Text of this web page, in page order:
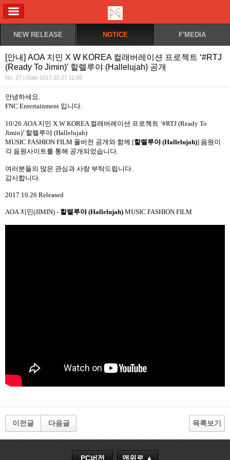
NEW RELEASE NOTICE F'MEDIA
[안내] AOA 지민 X W KOREA 컬래버레이션 프로젝트 ‘#RTJ
(Ready To Jimin)’ 할렐루야 (Hallelujah) 공개
No. 27 | Date 2017.10.27 11:08
안녕하세요.
FNC Entertainment 입니다.
10/26 AOA 지민 X W KOREA 컬래버레이션 프로젝트 ‘#RTJ (Ready To
Jimin)’ 할렐루야 (Hallelujah)
MUSIC FASHION FILM 풀버전 공개와 함께 [할렐루야(Hallelujah)] 음원이
각 음원사이트를 통해 공개되었습니다.
여러분들의 많은 관심과 사랑 부탁드립니다.
감사합니다.
2017.10.26 Released
AOA지민(JIMIN) - 할렐루야(Hallelujah) MUSIC FASHION FILM
이전글 다음글 목록보기
PC버전 맨위로 ▲